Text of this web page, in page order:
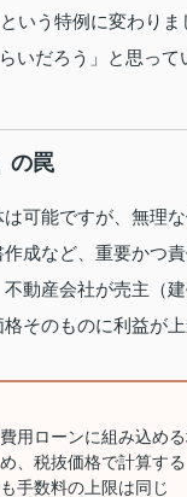
という特例に変わり
いだろう」と思っ
の罠
可能ですが、無理
成など、重要かつ
動産会社が売主（
そのものに利益が
用ローンに組み込める
、税抜価格で計算する
手数料の上限は同じ